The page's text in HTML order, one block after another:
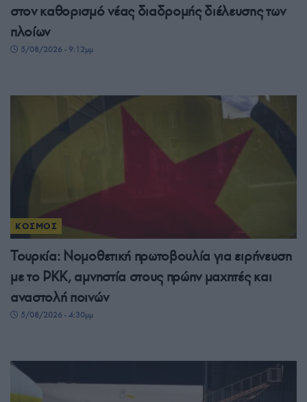
στον καθορισμό νέας διαδρομής διέλευσης των
πλοίων
5/08/2026 - 9:12μμ
ΚΟΣΜΟΣ
Τουρκία: Νομοθετική πρωτοβουλία για ειρήνευση
με το PKK, αμνηστία στους πρώην μαχητές και
αναστολή ποινών
5/08/2026 - 4:30μμ